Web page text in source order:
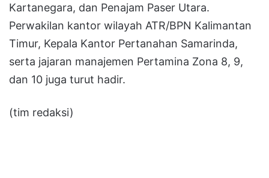
Kartanegara, dan Penajam Paser Utara.
Perwakilan kantor wilayah ATR/BPN Kalimantan
Timur, Kepala Kantor Pertanahan Samarinda,
serta jajaran manajemen Pertamina Zona 8, 9,
dan 10 juga turut hadir.
(tim redaksi)